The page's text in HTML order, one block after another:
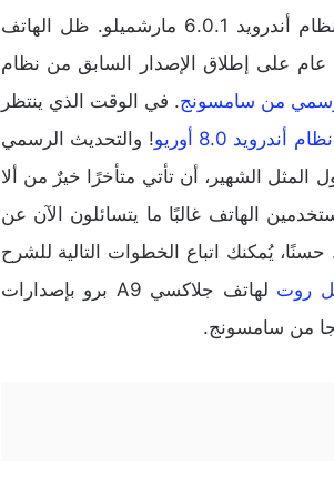
الهاتف تم الإعلان عنه وإطلاقه العام الماضي بإصدار نظام أندرويد 6.0.1 مارشميلو. ظل الهاتف
على إطلاق الإصدار السابق من نظام
. في الوقت الذي ينتظر
8.0 أوريو
! والتحديث الرسمي
حال، وكما يقول المثل الشهير، أن تأتي متأخرًا خيرٌ من ألا
بما أن الهاتف تم تحديثه لنظام نوجا 7.0، مستخدمين الهاتف غالبًا ما يتسائلون الآن عن
يُمكنك اتباع الخطوات التالية للشرح
روت
لهاتف جلاكسي A9 برو بإصدارات